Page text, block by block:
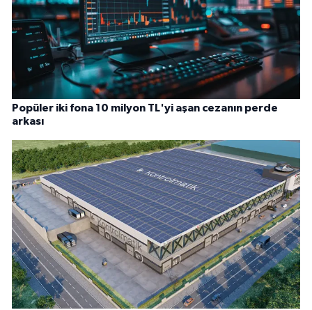
Popüler iki fona 10 milyon TL'yi aşan cezanın perde
arkası